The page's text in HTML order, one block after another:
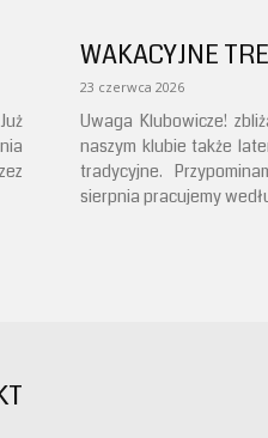
WAKACYJNE
23 czerwca 2026
Uwaga Klubowicze!
naszym klubie także
tradycyjne.
sierpnia pracujemy